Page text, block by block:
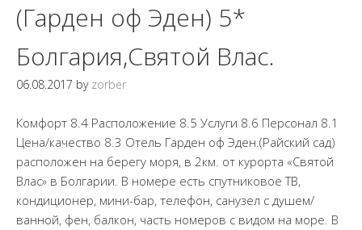
(Гарден оф Эден) 5*
Болгария,Святой Влас.
06.08.2017 by zorber
Комфорт 8.4 Расположение 8.5 Услуги 8.6 Персонал 8.1
Цена/качество 8.3 Отель Гaрден оф Эден.(Райский сад)
расположен на берегу моря, в 2км. от курорта «Святой
Влас» в Болгарии. В номере есть спутниковое ТВ,
кондиционер, мини-бар, телефон, санузел с душем/
ванной, фен, балкон, часть номеров с видом на море. В